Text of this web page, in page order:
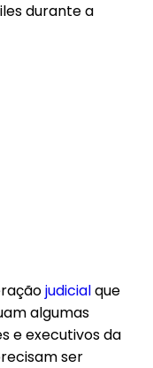
durante a
judicialque
algumas
e executivos da
ser